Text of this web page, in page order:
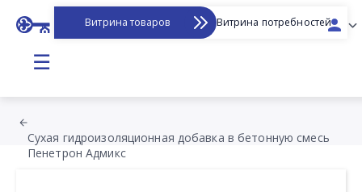
Витрина товаров Витрина потребностей
☰
Сухая гидроизоляционная добавка в бетонную смесь
Пенетрон Адмикс